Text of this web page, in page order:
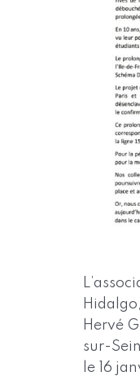
Hervé
sur-
le 16